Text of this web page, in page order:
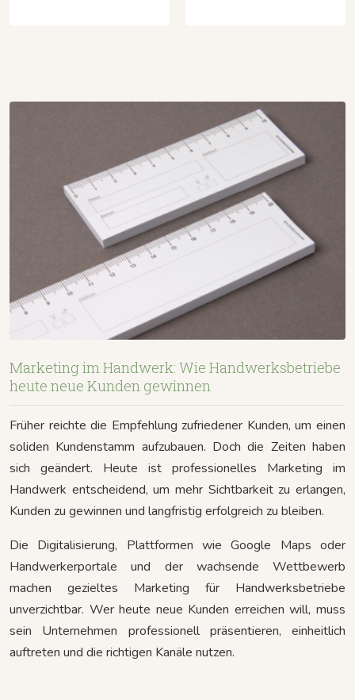
Marketing im Handwerk: Wie Handwerksbetriebe
heute neue Kunden gewinnen
Früher reichte die Empfehlung zufriedener Kunden, um einen
soliden Kundenstamm aufzubauen. Doch die Zeiten haben
sich geändert. Heute ist professionelles Marketing im
Handwerk entscheidend, um mehr Sichtbarkeit zu erlangen,
Kunden zu gewinnen und langfristig erfolgreich zu bleiben.
Die Digitalisierung, Plattformen wie Google Maps oder
Handwerkerportale und der wachsende Wettbewerb
machen gezieltes Marketing für Handwerksbetriebe
unverzichtbar. Wer heute neue Kunden erreichen will, muss
sein Unternehmen professionell präsentieren, einheitlich
auftreten und die richtigen Kanäle nutzen.